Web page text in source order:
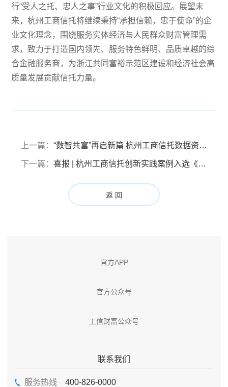
行“受人之托、忠人之事”行业文化的积极回应。展望未
来，杭州工商信托将继续秉持“承担信赖，忠于使命”的企
业文化理念，围绕服务实体经济与人民群众财富管理需
求，致力于打造国内领先、服务特色鲜明、品质卓越的综
合金融服务商，为浙江共同富裕示范区建设和经济社会高
质量发展贡献信托力量。
上一篇： “数智共富”再启新篇 杭州工商信托数据资产慈善信托 亮相世界青年科学家峰会论坛
下一篇： 喜报 | 杭州工商信托创新实践案例入选《银行业践行中国特色金融文化案例集》
返 回
官方APP
官方公众号
工信财富公众号
联系我们
服务热线 400-826-0000